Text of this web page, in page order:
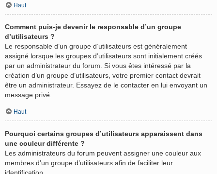
Haut
Comment puis-je devenir le responsable d’un groupe
d’utilisateurs ?
Le responsable d’un groupe d’utilisateurs est généralement
assigné lorsque les groupes d’utilisateurs sont initialement créés
par un administrateur du forum. Si vous êtes intéressé par la
création d’un groupe d’utilisateurs, votre premier contact devrait
être un administrateur. Essayez de le contacter en lui envoyant un
message privé.
Haut
Pourquoi certains groupes d’utilisateurs apparaissent dans
une couleur différente ?
Les administrateurs du forum peuvent assigner une couleur aux
membres d’un groupe d’utilisateurs afin de faciliter leur
identification.